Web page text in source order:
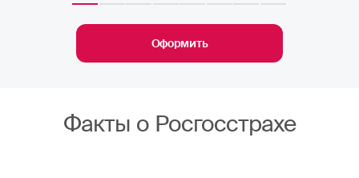
Оформить
Факты о Росгосстрахе